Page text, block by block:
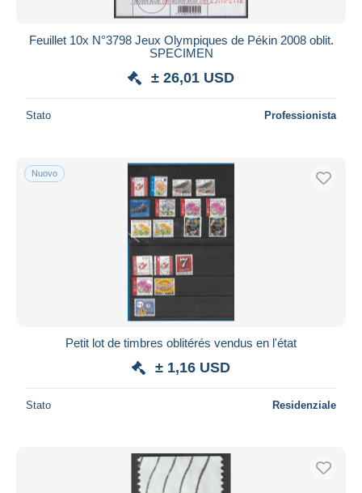
Feuillet 10x N°3798 Jeux Olympiques de Pékin 2008 oblit.
SPECIMEN
± 26,01 USD
Stato Professionista
Nuovo
Petit lot de timbres oblitérés vendus en l'état
± 1,16 USD
Stato Residenziale